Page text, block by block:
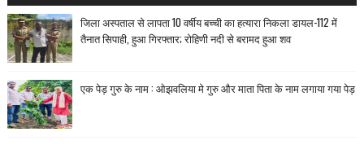
जिला अस्पताल से लापता 10 वर्षीय बच्ची का हत्यारा निकला डायल-112 में
तैनात सिपाही, हुआ गिरफ्तार; रोहिणी नदी से बरामद हुआ शव
एक पेड़ गुरु के नाम : ओझवलिया मे गुरु और माता पिता के नाम लगाया गया पेड़